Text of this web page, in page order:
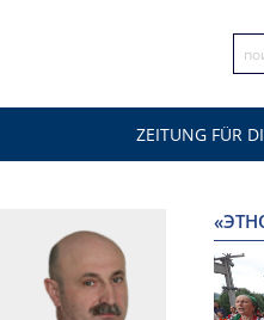
ZEITUNG FÜR